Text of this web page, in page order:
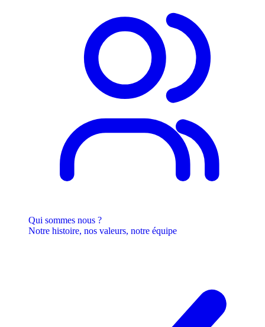
Qui sommes nous ?
Notre histoire, nos valeurs, notre équipe